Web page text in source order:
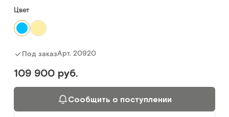
Цвет
Под заказАрт. 20920
109 900 руб.
Сообщить о поступлении